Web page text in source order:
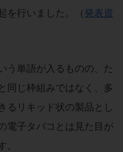
を行いました。（ 発表資
う単語が入るものの、た
同じ枠組みではなく、多
るリキッド状の製品とし
電子タバコとは見た目が
。